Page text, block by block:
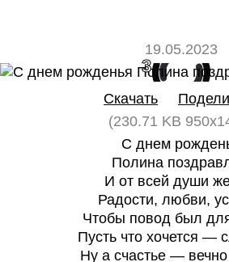
19.05.2023
3 0
Скачать
(230.71 KB
С днем
Полина
И от всей души
Радости, любви,
Чтобы повод был
Пусть что хочется —
Ну а счастье —